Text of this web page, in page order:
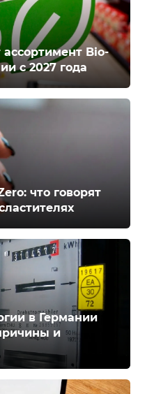
Bio-
с 2027 года
что говорят
в Германии
и